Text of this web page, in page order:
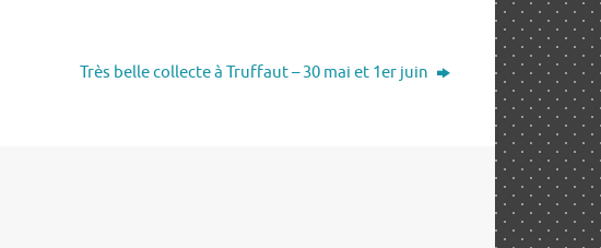
Très belle collecte à Truffaut – 30 mai et 1er juin